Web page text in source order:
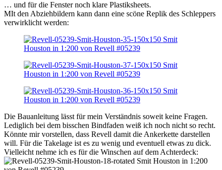
… und für die Fenster noch klare Plastiksheets.
MIt den Abziehbildern kann dann eine scöne Replik des Schleppers
verwirklicht werden:
Die Bauanleitung lässt für mein Verständnis soweit keine Fragen.
Lediglich bei dem bisschen Bindfaden weiß ich noch nicht so recht.
Könnte mir vorstellen, dass Revell damit die Ankerkette darstellen
will. Für die Takelage ist es zu wenig und eventuell etwas zu dick.
Vielleicht nehme ich es für die Winschen auf dem Achterdeck: